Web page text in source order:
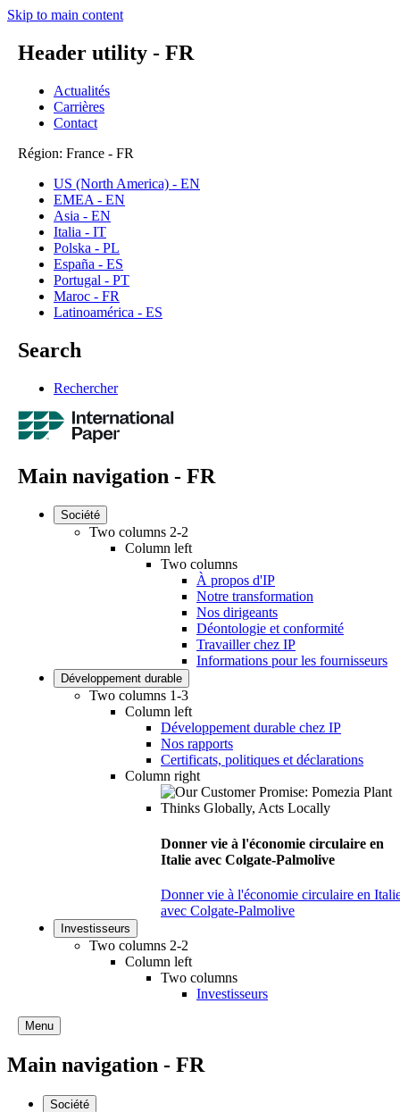
Skip to main content
Header utility - FR
Actualités
Carrières
Contact
Région: France - FR
US (North America) - EN
EMEA - EN
Asia - EN
Italia - IT
Polska - PL
España - ES
Portugal - PT
Maroc - FR
Latinoamérica - ES
Search
Rechercher
Main navigation - FR
Société
Two columns 2-2
Column left
Two columns
À propos d'IP
Notre transformation
Nos dirigeants
Déontologie et conformité
Travailler chez IP
Informations pour les fournisseurs
Développement durable
Two columns 1-3
Column left
Développement durable chez IP
Nos rapports
Certificats, politiques et déclarations
Column right
Donner vie à l'économie circulaire en
Italie avec Colgate-Palmolive
Donner vie à l'économie circulaire en
avec Colgate-Palmolive
Investisseurs
Two columns 2-2
Column left
Two columns
Investisseurs
Menu
Main navigation - FR
Société